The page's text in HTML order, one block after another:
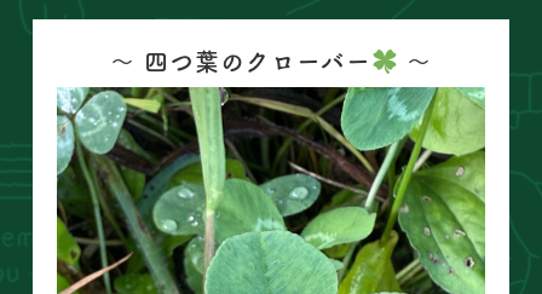
〜 四つ葉のクローバー 〜